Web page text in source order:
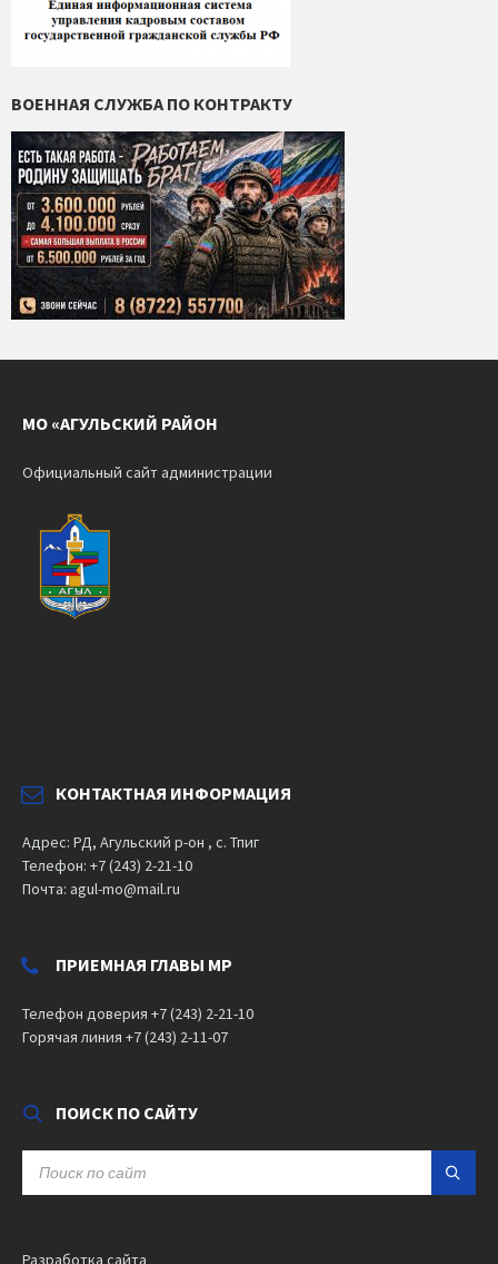
ВОЕННАЯ СЛУЖБА ПО КОНТРАКТУ
МО «АГУЛЬСКИЙ РАЙОН
Официальный сайт администрации
КОНТАКТНАЯ ИНФОРМАЦИЯ
Адрес: РД, Агульский р-он , с. Тпиг
Телефон: +7 (243) 2-21-10
Почта: agul-mo@mail.ru
ПРИЕМНАЯ ГЛАВЫ МР
Телефон доверия +7 (243) 2-21-10
Горячая линия +7 (243) 2-11-07
ПОИСК ПО САЙТУ
Разработка сайта